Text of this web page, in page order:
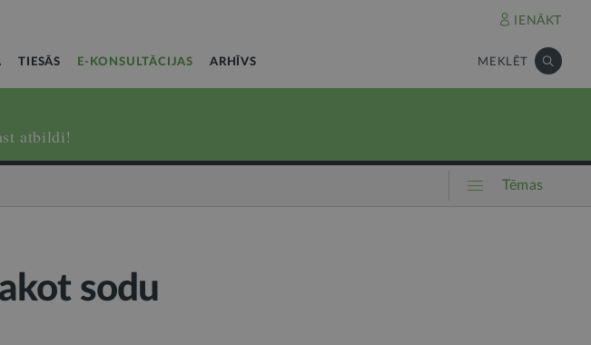
IENĀKT
TIESĀS E-KONSULTĀCIJAS ARHĪVS MEKLĒT
atbildi!
Tēmas
sodu